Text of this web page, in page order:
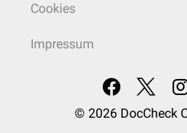
Cookies
Impressum
© 2026 DocCheck